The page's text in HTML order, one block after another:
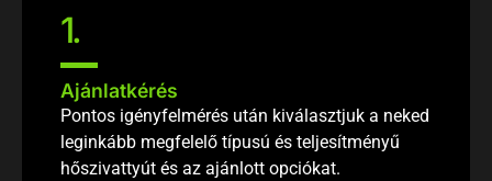
1.
Ajánlatkérés
Pontos igényfelmérés után kiválasztjuk a neked
leginkább megfelelő típusú és teljesítményű
hőszivattyút és az ajánlott opciókat.